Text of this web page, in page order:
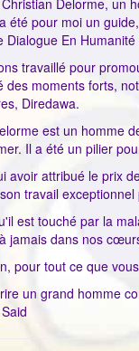
Delorme, un
été pour moi un
Dialogue En
travaillé pour
des moments forts,
Diredawa.
est un homme
Il a été un pilier
avoir attribué le prix
travail
est touché par la
jamais dans nos
pour tout ce que
un grand homme